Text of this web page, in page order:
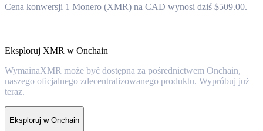
Cena konwersji 1 Monero (XMR) na CAD wynosi dziś $509.00.
Eksploruj XMR w Onchain
WymainaXMR może być dostępna za pośrednictwem Onchain,
naszego oficjalnego zdecentralizowanego produktu. Wypróbuj już
teraz.
Eksploruj w Onchain